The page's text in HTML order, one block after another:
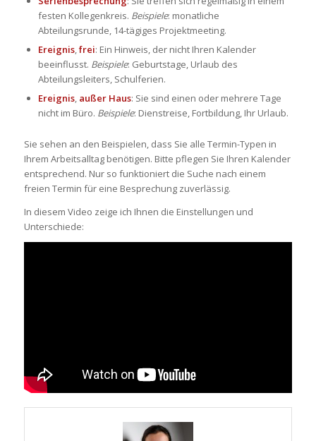
festen Kollegenkreis. Beispiele: monatliche
Abteilungsrunde, 14-tägiges Projektmeeting.
Ereignis,frei: Ein Hinweis, der nicht Ihren Kalender
beeinflusst. Beispiele: Geburtstage, Urlaub des
Abteilungsleiters, Schulferien.
Ereignis, außer Haus: Sie sind einen oder mehrere Tage
nicht im Büro. Beispiele: Dienstreise, Fortbildung, Ihr Urlaub.
Sie sehen an den Beispielen, dass Sie alle Termin-Typen in
Ihrem Arbeitsalltag benötigen. Bitte pflegen Sie Ihren Kalender
entsprechend. Nur so funktioniert die Suche nach einem
freien Termin für eine Besprechung zuverlässig.
In diesem Video zeige ich Ihnen die Einstellungen und
Unterschiede: